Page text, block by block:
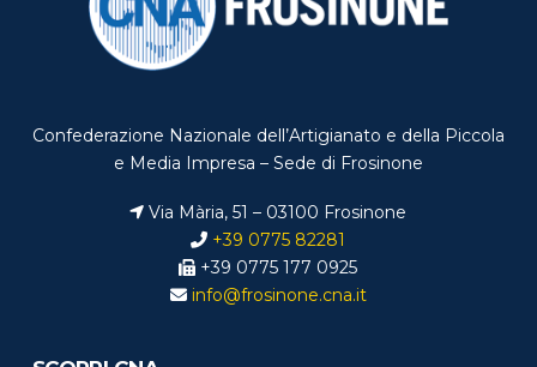
Confederazione Nazionale dell’Artigianato e della Piccola
e Media Impresa – Sede di Frosinone
Via Mària, 51 – 03100 Frosinone
+39 0775 82281
+39 0775 177 0925
info@frosinone.cna.it